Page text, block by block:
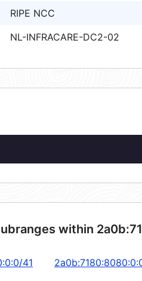
RIPE NCC
NL-INFRACARE-DC2-02
within
41